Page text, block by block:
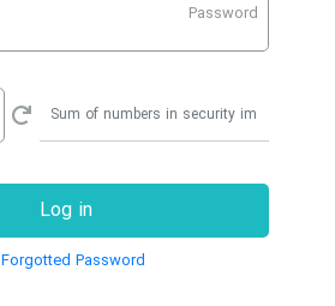
Password
Log in
Forgotted Password ?